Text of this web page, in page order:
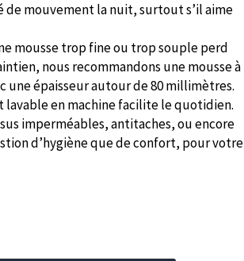
mouvement la nuit, surtout s’il aime
mousse trop fine ou trop souple perd
nous recommandons une mousse à
une épaisseur autour de 80 millimètres.
lavable en machine facilite le quotidien.
imperméables, antitaches, ou encore
d’hygiène que de confort, pour votre